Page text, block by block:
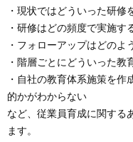
・現状ではどういった研修
・研修はどの頻度で実施す
・フォローアップはどの
・階層ごとにどういった教
・自社の教育体系施策を
的かがわからない
など、従業員育成に関する
ます。